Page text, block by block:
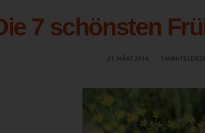
7 schönsten
21. MÄRZ 2014 1 MINUTE